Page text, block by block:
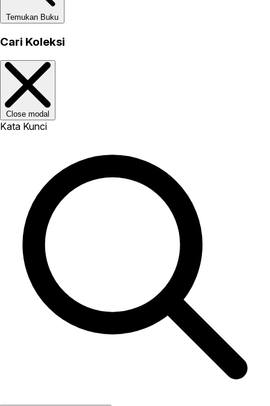
Temukan Buku
Cari Koleksi
Close modal
Kata Kunci